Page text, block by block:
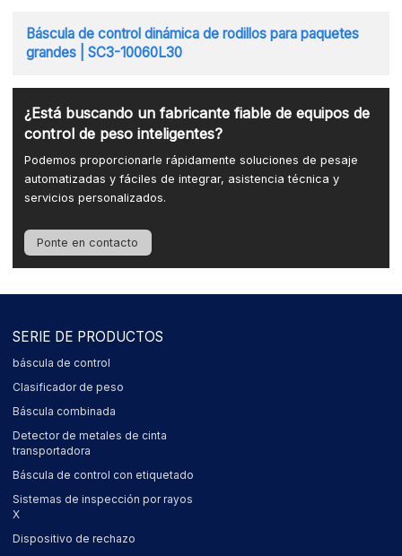
Báscula de control dinámica de rodillos para paquetes
grandes | SC3-10060L30
¿Está buscando un fabricante fiable de equipos de
control de peso inteligentes?
Podemos proporcionarle rápidamente soluciones de pesaje
automatizadas y fáciles de integrar, asistencia técnica y
servicios personalizados.
Ponte en contacto
SERIE DE PRODUCTOS
báscula de control
Clasificador de peso
Báscula combinada
Detector de metales de cinta
transportadora
Báscula de control con etiquetado
Sistemas de inspección por rayos
X
Dispositivo de rechazo